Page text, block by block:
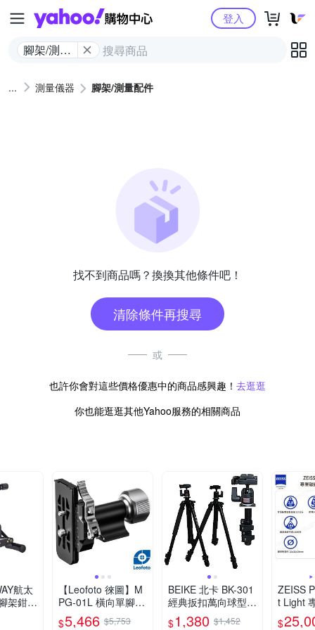
Yahoo購物中心
腳架/測量
登入
測量儀器 腳架/測量配件
找不到商品嗎？換換其他條件吧！
清除條件再搜尋
或
也許你會對這些價格優惠中的商品感興趣！ 去逛逛
你也能逛逛其他Yahoo服務的相關商品
航太
架鉗腳
【Leofoto 徠圖】M
PG-01L 橫向單腳架
雲台(彩宣總代理)
$5,466 $5,753
BEIKE 北卡 BK-301
經典扳扣萬向球型鋁
合金三腳架
$1,380 $1,452
ZEISS
t Light
三腳架
$